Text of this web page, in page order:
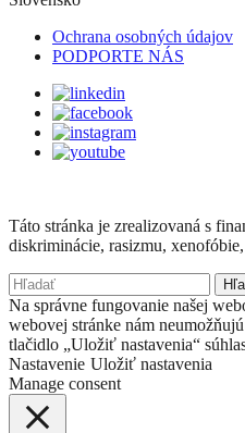
Ochrana osobných údajov
PODPORTE NÁS
Táto stránka je zrealizovaná s
diskriminácie, rasizmu,
Hľadať:
Na správne fungovanie našej
webovej stránke nám
tlačidlo „Uložiť nastavenia“
Nastavenie Uložiť nastavenia
Manage consent